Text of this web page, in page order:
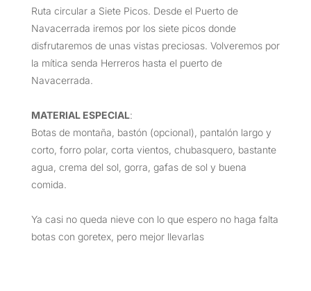
Ruta circular a Siete Picos. Desde el Puerto de
Navacerrada iremos por los siete picos donde
disfrutaremos de unas vistas preciosas. Volveremos por
la mítica senda Herreros hasta el puerto de
Navacerrada.
MATERIAL ESPECIAL:
Botas de montaña, bastón (opcional), pantalón largo y
corto, forro polar, corta vientos, chubasquero, bastante
agua, crema del sol, gorra, gafas de sol y buena
comida.
Ya casi no queda nieve con lo que espero no haga falta
botas con goretex, pero mejor llevarlas